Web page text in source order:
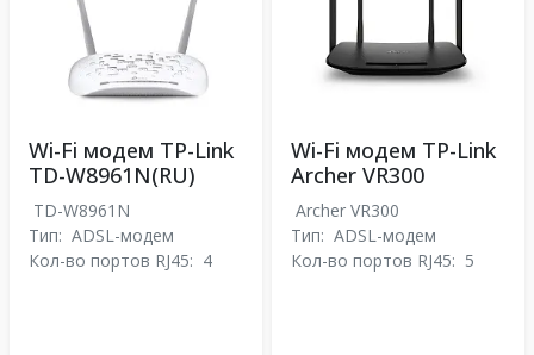
Wi-Fi модем TP-Link
TD-W8961N(RU)
TD-W8961N
Тип: ADSL-модем
Кол-во портов RJ45: 4
Wi-Fi модем TP-Link
Archer VR300
Archer VR300
Тип: ADSL-модем
Кол-во портов RJ45: 5